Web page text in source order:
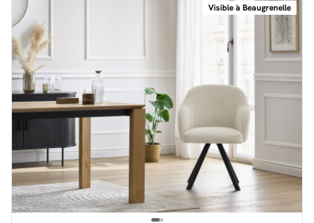
Visible à Beaugrenelle